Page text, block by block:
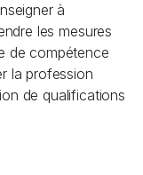
à
les mesures
de compétence
la profession
de qualifications